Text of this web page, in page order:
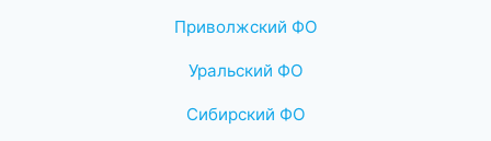
Приволжский ФО
Уральский ФО
Сибирский ФО